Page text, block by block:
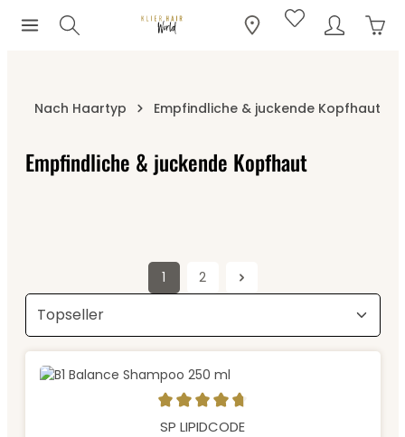
Zum Hauptinhalt springen
Nach Haartyp Empfindliche & juckende Kopfhaut
Empfindliche & juckende Kopfhaut
Seite
1 Seite
2
Durchschnittliche Bewertung von 4.67 von 5 Sternen
SP LIPIDCODE